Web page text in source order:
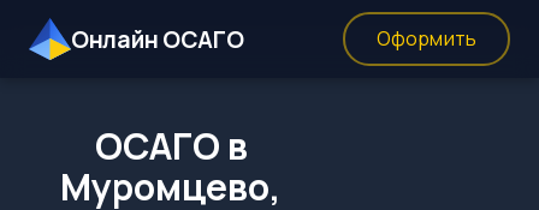
Онлайн ОСАГО Оформить
ОСАГО в
Муромцево,